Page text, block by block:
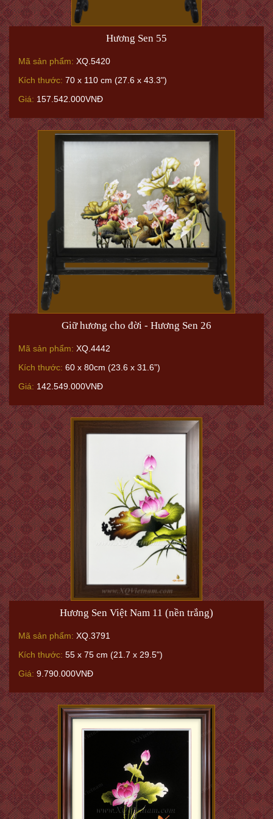
Hương Sen 55
Mã sản phẩm: XQ.5420
Kích thước: 70 x 110 cm (27.6 x 43.3")
Giá: 157.542.000VNĐ
Giữ hương cho đời - Hương Sen 26
Mã sản phẩm: XQ.4442
Kích thước: 60 x 80cm (23.6 x 31.6”)
Giá: 142.549.000VNĐ
Hương Sen Việt Nam 11 (nền trắng)
Mã sản phẩm: XQ.3791
Kích thước: 55 x 75 cm (21.7 x 29.5")
Giá: 9.790.000VNĐ